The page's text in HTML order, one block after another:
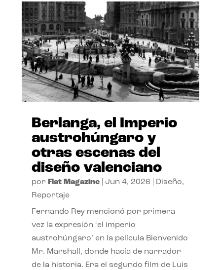
Berlanga, el Imperio
austrohúngaro y
otras escenas del
diseño valenciano
por Flat Magazine| Jun 4, 2026 Diseño,
Reportaje
Fernando Rey mencionó por primera
vez la expresión ‘el imperio
austrohúngaro’ en la película Bienvenido
Mr. Marshall, donde hacía de narrador
de la historia. Era el segundo film de Luis